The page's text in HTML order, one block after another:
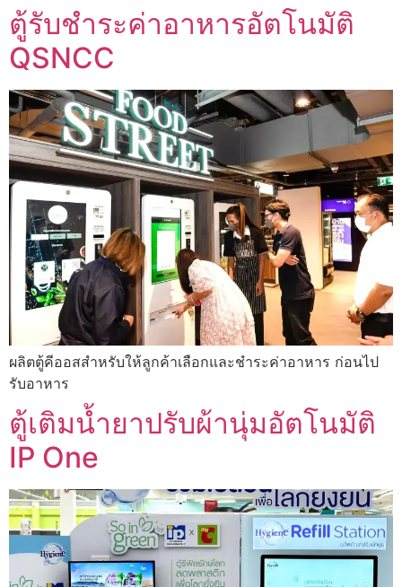
ตู้รับชำระค่าอาหารอัตโนมัติ
QSNCC
ผลิตตู้คีออสสำหรับให้ลูกค้าเลือกและชำระค่าอาหาร ก่อนไป
รับอาหาร
ตู้เติมน้ำยาปรับผ้านุ่มอัตโนมัติ
IP One